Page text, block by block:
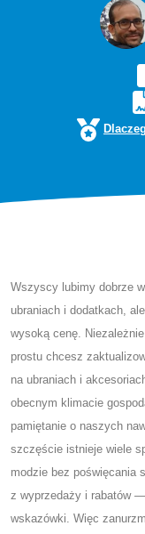
Wszyscy lubimy dobrze
ubraniach i dodatkach,
wysoką cenę.
prostu chcesz
na ubraniach i
obecnym klimacie
pamiętanie o naszych
szczęście istnieje wiele
modzie bez poświęcania
z wyprzedaży i rabatów
wskazówki. Więc